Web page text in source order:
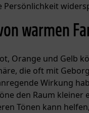
warmen
Orange und Gelb
die oft mit
Wirkung
den Raum
Tönen kann